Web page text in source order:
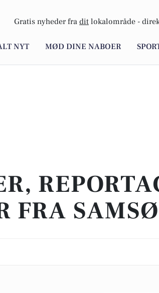
Gratis nyheder fra dit lokalområde -
NYT MØD DINE NABOER
FRA SAMSØ